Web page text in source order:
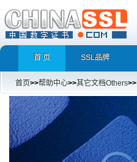
首 页 SSL品牌
首页>>帮助中心>>其它文档Others>>